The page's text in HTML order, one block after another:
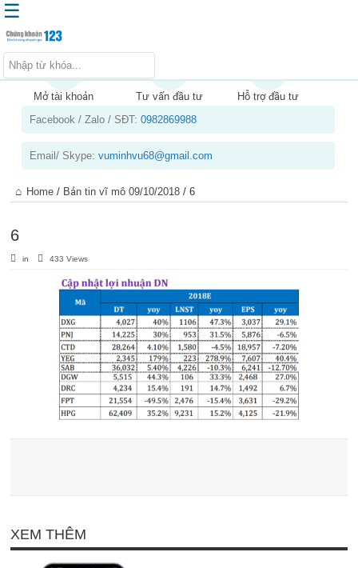
Trang chủ
Kiến thức chứng khoán
Kinh nghiệm đầu tư
Sản phẩm – dịch vụ
Chứng khoán phái sinh
☰
Mở tài khoản Tư vấn đầu tư
Hỗ trợ đầu tư
Facebook / Zalo / SĐT:0982869988
Email/ Skype:vuminhvu68@gmail.com
Home / Bản tin vĩ mô 09/10/2018 /6
6
in 433 Views
XEM THÊM